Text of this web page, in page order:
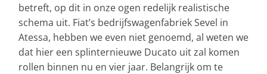
betreft, op dit in onze ogen redelijk realistische
schema uit. Fiat’s bedrijfswagenfabriek Sevel in
Atessa, hebben we even niet genoemd, al weten we
dat hier een splinternieuwe Ducato uit zal komen
rollen binnen nu en vier jaar. Belangrijk om te